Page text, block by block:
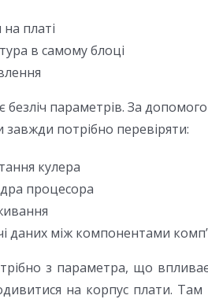
платі
в самому блоці
безліч параметрів. За
завжди потрібно перевіряти:
кулера
процесора
даних між компонентами
з параметра, що
на корпус плати.